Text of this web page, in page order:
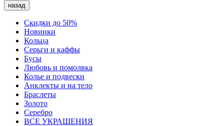
назад
Скидки до 50%
Новинки
Кольца
Серьги и каффы
Бусы
Любовь и помолвка
Колье и подвески
Анклекты и на тело
Браслеты
Золото
Серебро
ВСЕ УКРАШЕНИЯ